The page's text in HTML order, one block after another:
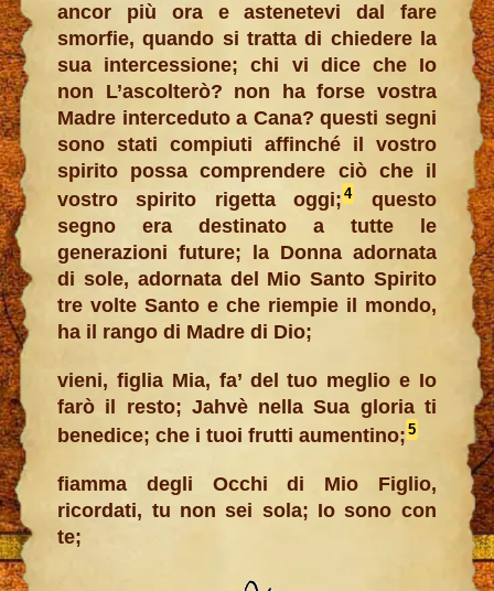
ancor più ora e astenetevi dal fare
smorfie, quando si tratta di chiedere la
sua intercessione; chi vi dice che Io
non L’ascolterò? non ha forse vostra
Madre interceduto a Cana? questi segni
sono stati compiuti affinché il vostro
spirito possa comprendere ciò che il
vostro spirito rigetta oggi; 4questo
segno era destinato a tutte le
generazioni future; la Donna adornata
di sole, adornata del Mio Santo Spirito
tre volte Santo e che riempie il mondo,
ha il rango di Madre di Dio;
vieni, figlia Mia, fa’ del tuo meglio e Io
farò il resto; Jahvè nella Sua gloria ti
benedice; che i tuoi frutti aumentino;5
fiamma degli Occhi di Mio Figlio,
ricordati, tu non sei sola; Io sono con
te;